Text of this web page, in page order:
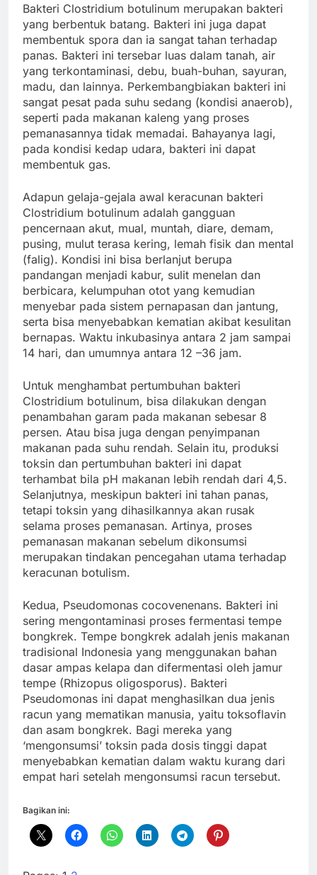
Bakteri Clostridium botulinum merupakan bakteri
yang berbentuk batang. Bakteri ini juga dapat
membentuk spora dan ia sangat tahan terhadap
panas. Bakteri ini tersebar luas dalam tanah, air
yang terkontaminasi, debu, buah-buhan, sayuran,
madu, dan lainnya. Perkembangbiakan bakteri ini
sangat pesat pada suhu sedang (kondisi anaerob),
seperti pada makanan kaleng yang proses
pemanasannya tidak memadai. Bahayanya lagi,
pada kondisi kedap udara, bakteri ini dapat
membentuk gas.
Adapun gelaja-gejala awal keracunan bakteri
Clostridium botulinum adalah gangguan
pencernaan akut, mual, muntah, diare, demam,
pusing, mulut terasa kering, lemah fisik dan mental
(falig). Kondisi ini bisa berlanjut berupa
pandangan menjadi kabur, sulit menelan dan
berbicara, kelumpuhan otot yang kemudian
menyebar pada sistem pernapasan dan jantung,
serta bisa menyebabkan kematian akibat kesulitan
bernapas. Waktu inkubasinya antara 2 jam sampai
14 hari, dan umumnya antara 12 –36 jam.
Untuk menghambat pertumbuhan bakteri
Clostridium botulinum, bisa dilakukan dengan
penambahan garam pada makanan sebesar 8
persen. Atau bisa juga dengan penyimpanan
makanan pada suhu rendah. Selain itu, produksi
toksin dan pertumbuhan bakteri ini dapat
terhambat bila pH makanan lebih rendah dari 4,5.
Selanjutnya, meskipun bakteri ini tahan panas,
tetapi toksin yang dihasilkannya akan rusak
selama proses pemanasan. Artinya, proses
pemanasan makanan sebelum dikonsumsi
merupakan tindakan pencegahan utama terhadap
keracunan botulism.
Kedua, Pseudomonas cocovenenans. Bakteri ini
sering mengontaminasi proses fermentasi tempe
bongkrek. Tempe bongkrek adalah jenis makanan
tradisional Indonesia yang menggunakan bahan
dasar ampas kelapa dan difermentasi oleh jamur
tempe (Rhizopus oligosporus). Bakteri
Pseudomonas ini dapat menghasilkan dua jenis
racun yang mematikan manusia, yaitu toksoflavin
dan asam bongkrek. Bagi mereka yang
‘mengonsumsi’ toksin pada dosis tinggi dapat
menyebabkan kematian dalam waktu kurang dari
empat hari setelah mengonsumsi racun tersebut.
Bagikan ini: